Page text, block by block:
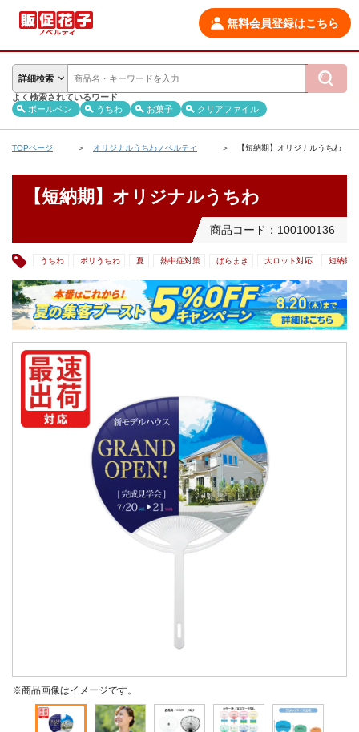
無料会員登録はこちら
詳細検索
よく検索されているワード
ボールペン
うちわ お菓子 クリアファイル
TOPページ オリジナルうちわノベルティ 【短納期】オリジナルうちわ
【短納期】オリジナルうちわ
商品コード：100100136
うちわ ポリうちわ 夏 熱中症対策 ばらまき 大ロット対応 短納期
※商品画像はイメージです。